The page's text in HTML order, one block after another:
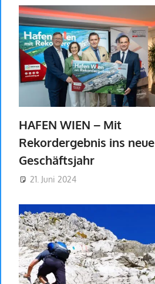
HAFEN WIEN – Mit
Rekordergebnis ins neue
Geschäftsjahr
21. Juni 2024